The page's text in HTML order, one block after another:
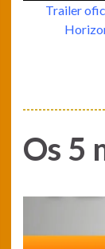
Trailer
Os 5